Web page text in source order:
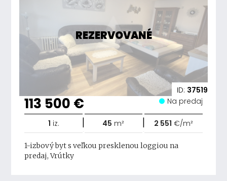
REZERVOVANÉ
ID: 37519
113 500 € Na predaj
1 iz. | 45 m² | 2 551 €/m²
1-izbový byt s veľkou presklenou loggiou na
predaj, Vrútky